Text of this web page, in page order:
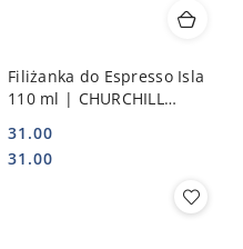
Filiżanka do Espresso Isla
110 ml | CHURCHILL
Cena:
31.00
Cena:
31.00